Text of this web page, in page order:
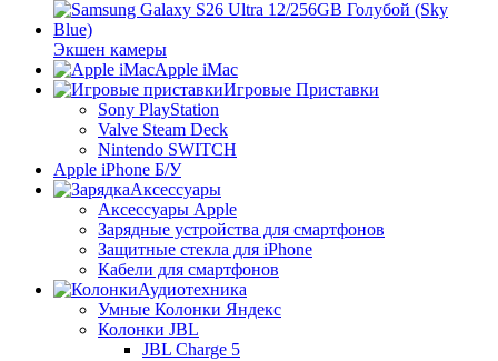
Экшен камеры
Apple iMac
Игровые Приставки
Sony PlayStation
Valve Steam Deck
Nintendo SWITCH
Apple iPhone Б/У
Аксессуары
Аксессуары Apple
Зарядные устройства для смартфонов
Защитные стекла для iPhone
Кабели для смартфонов
Аудиотехника
Умные Колонки Яндекс
Колонки JBL
JBL Charge 5